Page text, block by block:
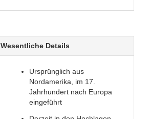
Wesentliche Details
Ursprünglich aus
Nordamerika, im 17.
Jahrhundert nach Europa
eingeführt